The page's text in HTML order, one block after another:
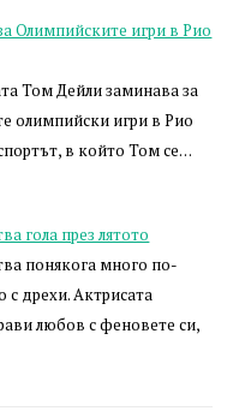
Олимпийските игри в Рио
Том Дейли заминава за
олимпийски игри в Рио
в който Том се…
гола през лятото
понякога много по-
с дрехи. Актрисата
любов с феновете си,